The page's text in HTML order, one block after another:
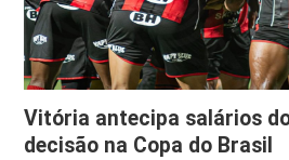
Vitória antecipa salários
decisão na Copa do Brasil